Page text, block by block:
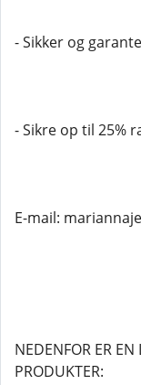
- Sikker og
- Sikre op til 25%
E-mail:
NEDENFOR ER
PRODUKTER: